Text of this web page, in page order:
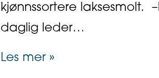
kjønnssortere laksesmolt.
daglig leder…
Les mer »